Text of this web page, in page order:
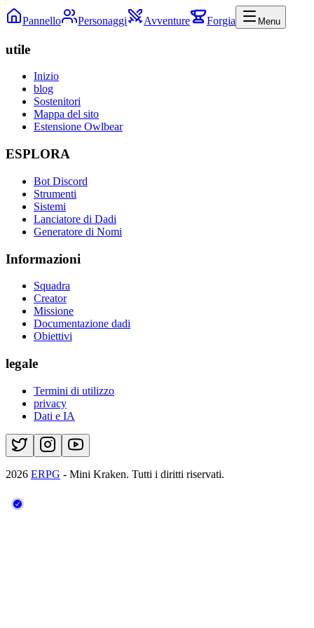
Pannello Personaggi Avventure Forgia Menu
utile
Inizio
blog
Sostenitori
Mappa del sito
Estensione Owlbear
ESPLORA
Bot Discord
Strumenti
Sistemi
Lanciatore di Dadi
Generatore di Nomi
Informazioni
Squadra
Creator
Missione
Documentazione dadi
Obiettivi
legale
Termini di utilizzo
privacy
Dati e IA
2026 ERPG - Mini Kraken. Tutti i diritti riservati.